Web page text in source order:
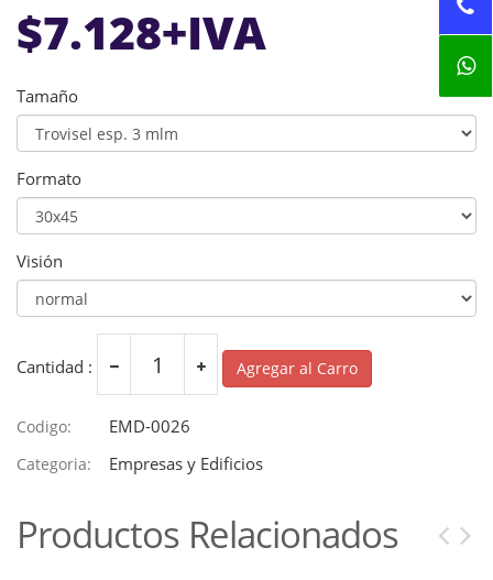
$7.128+IVA
Tamaño
Formato
Visión
Cantidad : Agregar al Carro
Codigo: EMD-0026
Categoria: Empresas y Edificios
Productos Relacionados